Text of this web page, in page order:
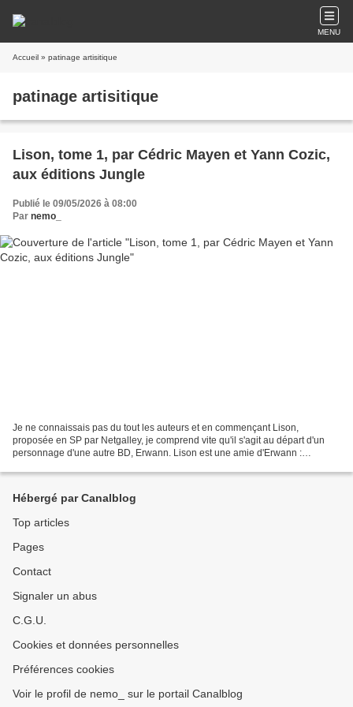
MENU
Accueil » patinage artisitique
patinage artisitique
Lison, tome 1, par Cédric Mayen et Yann Cozic,
aux éditions Jungle
Publié le 09/05/2026 à 08:00
Par nemo_
Je ne connaissais pas du tout les auteurs et en commençant Lison,
proposée en SP par Netgalley, je comprend vite qu'il s'agit au départ d'un
personnage d'une autre BD, Erwann. Lison est une amie d'Erwann :
Hébergé par Canalblog
Top articles
Pages
Contact
Signaler un abus
C.G.U.
Cookies et données personnelles
Préférences cookies
Voir le profil de nemo_ sur le portail Canalblog